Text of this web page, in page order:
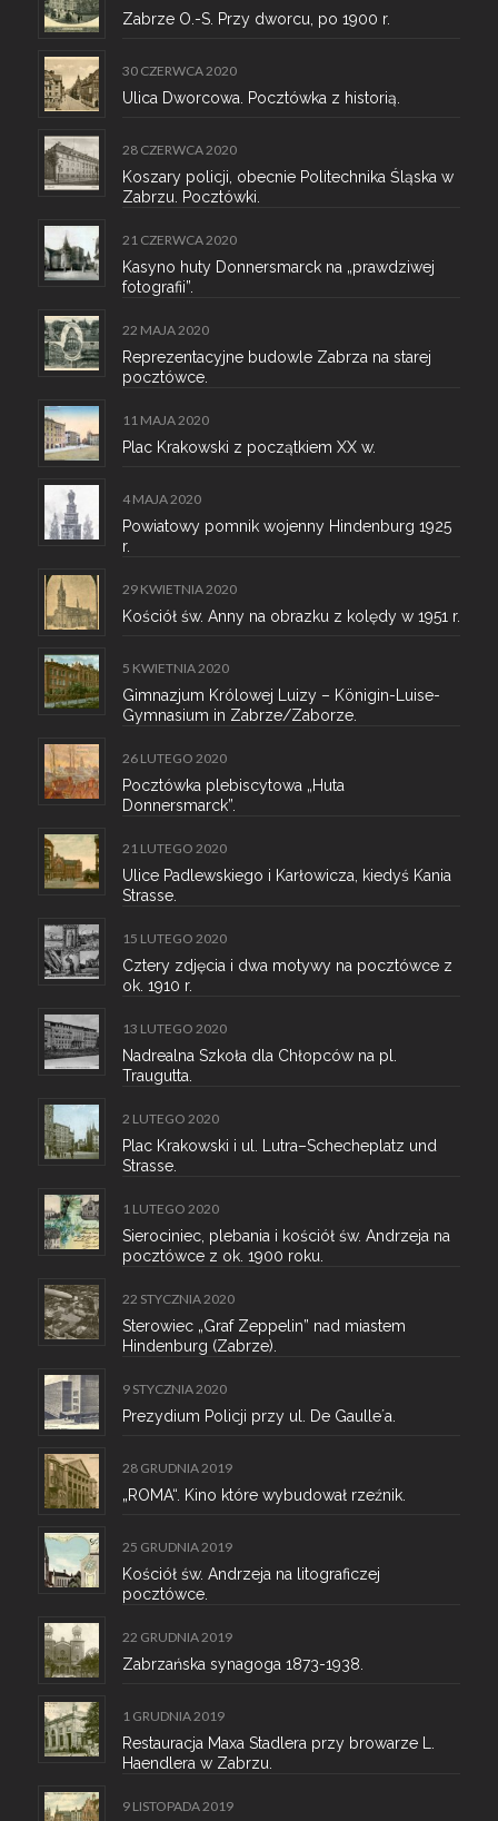
Zabrze O.-S. Przy dworcu, po 1900 r.
30 CZERWCA 2020
Ulica Dworcowa. Pocztówka z historią.
28 CZERWCA 2020
Koszary policji, obecnie Politechnika Śląska w
Zabrzu. Pocztówki.
21 CZERWCA 2020
Kasyno huty Donnersmarck na „prawdziwej
fotografii”.
22 MAJA 2020
Reprezentacyjne budowle Zabrza na starej
pocztówce.
11 MAJA 2020
Plac Krakowski z początkiem XX w.
4 MAJA 2020
Powiatowy pomnik wojenny Hindenburg 1925
r.
29 KWIETNIA 2020
Kościół św. Anny na obrazku z kolędy w 1951 r.
5 KWIETNIA 2020
Gimnazjum Królowej Luizy – Königin-Luise-
Gymnasium in Zabrze/Zaborze.
26 LUTEGO 2020
Pocztówka plebiscytowa „Huta
Donnersmarck”.
21 LUTEGO 2020
Ulice Padlewskiego i Karłowicza, kiedyś Kania
Strasse.
15 LUTEGO 2020
Cztery zdjęcia i dwa motywy na pocztówce z
ok. 1910 r.
13 LUTEGO 2020
Nadrealna Szkoła dla Chłopców na pl.
Traugutta.
2 LUTEGO 2020
Plac Krakowski i ul. Lutra–Schecheplatz und
Strasse.
1 LUTEGO 2020
Sierociniec, plebania i kościół św. Andrzeja na
pocztówce z ok. 1900 roku.
22 STYCZNIA 2020
Sterowiec „Graf Zeppelin” nad miastem
Hindenburg (Zabrze).
9 STYCZNIA 2020
Prezydium Policji przy ul. De Gaulle´a.
28 GRUDNIA 2019
„ROMA“. Kino które wybudował rzeźnik.
25 GRUDNIA 2019
Kościół św. Andrzeja na litograficzej
pocztówce.
22 GRUDNIA 2019
Zabrzańska synagoga 1873-1938.
1 GRUDNIA 2019
Restauracja Maxa Stadlera przy browarze L.
Haendlera w Zabrzu.
9 LISTOPADA 2019